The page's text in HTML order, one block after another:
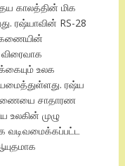
காலத்தின் மிக
ரஷ்யாவின் RS-28
உலக
ரஷ்ய
சாதாரண
உலகின் முழு
வடிவமைக்கப்பட்ட